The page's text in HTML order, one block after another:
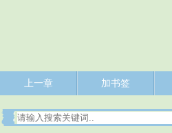
上一章 加书签